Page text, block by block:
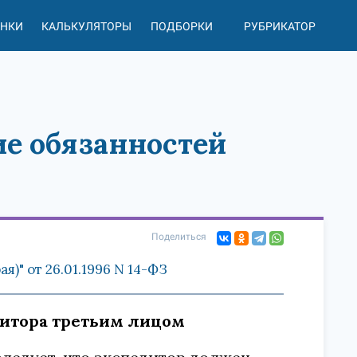
КАЛЬКУЛЯТОРЫ ПОДБОРКИ РУБРИКАТОР
обязанностей
Поделиться
от 26.01.1996 N 14-ФЗ
третьим лицом